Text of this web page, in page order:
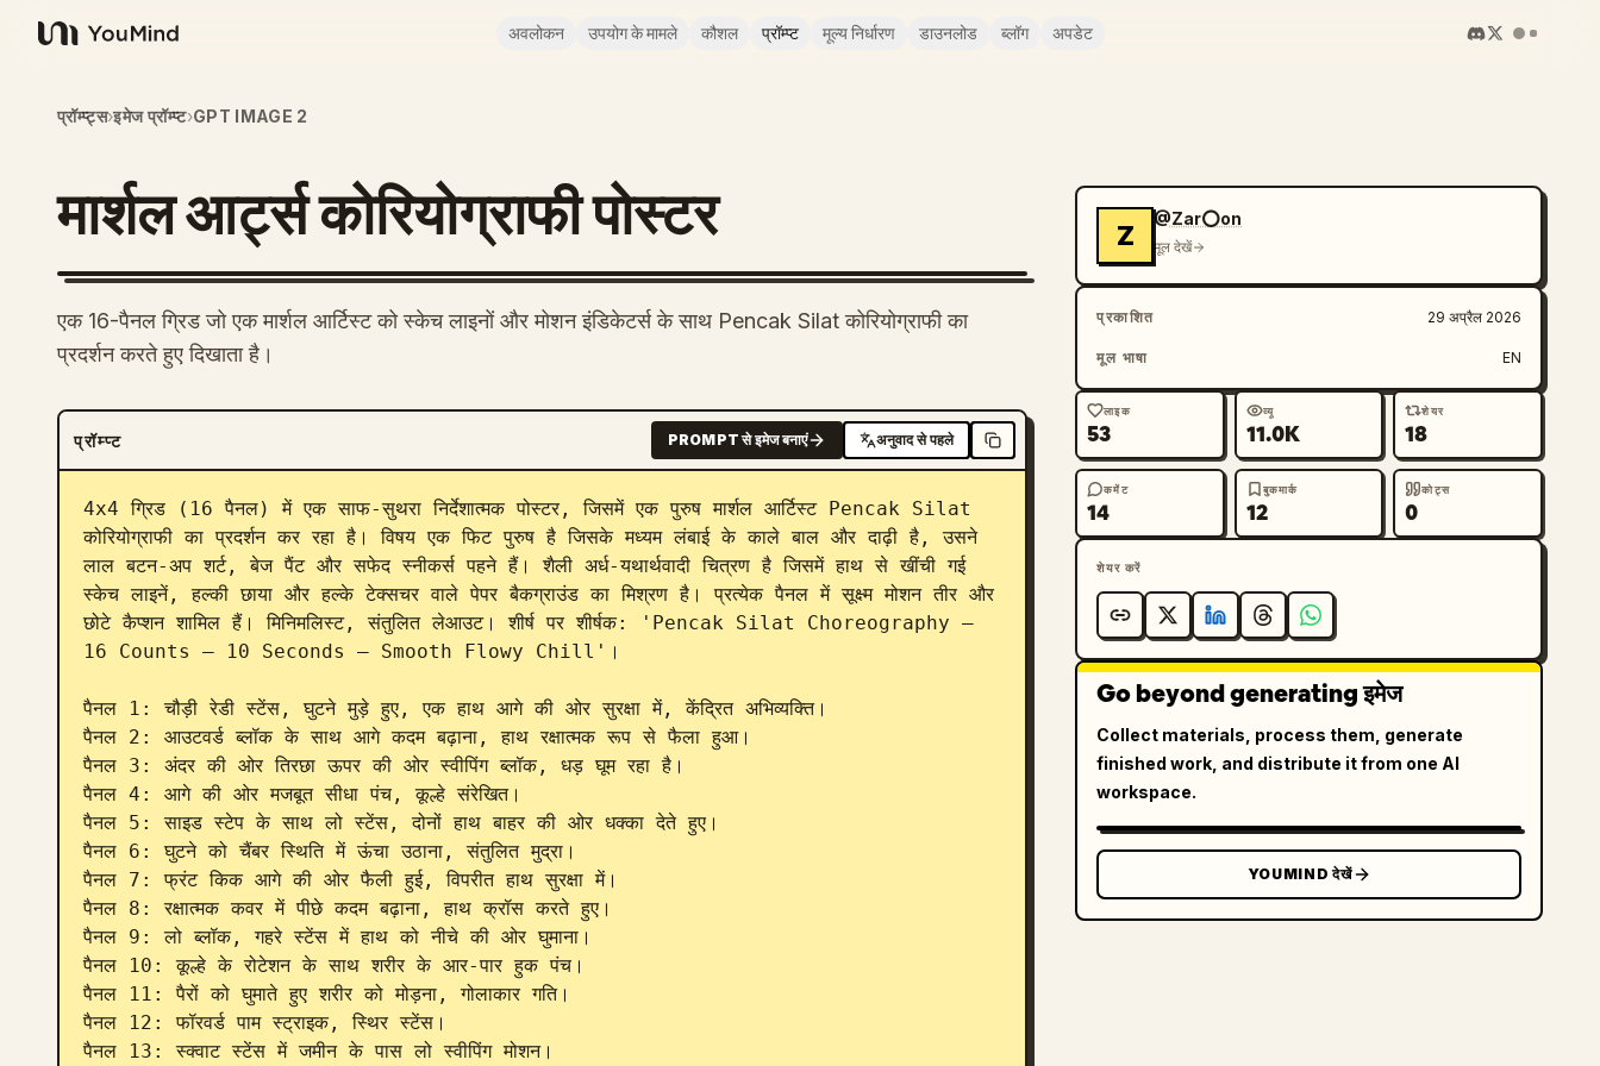
YouMind
अवलोकन उपयोग के मामले कौशल प्रॉम्प्ट मूल्य निर्धारण डाउनलोड ब्लॉग अपडेट
प्रॉम्प्ट्स›इमेज प्रॉम्प्ट›GPT IMAGE 2
मार्शल आर्ट्स कोरियोग्राफी पोस्टर
एक 16-पैनल ग्रिड जो एक मार्शल आर्टिस्ट को स्केच लाइनों और मोशन इंडिकेटर्स के साथ Pencak Silat कोरियोग्राफी का
प्रदर्शन करते हुए दिखाता है।
प्रॉम्प्ट PROMPT से इमेज बनाएं अनुवाद से पहले
4x4 ग्रिड (16 पैनल) में एक साफ-सुथरा निर्देशात्मक पोस्टर, जिसमें एक पुरुष मार्शल आर्टिस्ट Pencak Silat
कोरियोग्राफी का प्रदर्शन कर रहा है। विषय एक फिट पुरुष है जिसके मध्यम लंबाई के काले बाल और दाढ़ी है, उसने
लाल बटन-अप शर्ट, बेज पैंट और सफेद स्नीकर्स पहने हैं। शैली अर्ध-यथार्थवादी चित्रण है जिसमें हाथ से खींची गई
स्केच लाइनें, हल्की छाया और हल्के टेक्सचर वाले पेपर बैकग्राउंड का मिश्रण है। प्रत्येक पैनल में सूक्ष्म मोशन तीर और
छोटे कैप्शन शामिल हैं। मिनिमलिस्ट, संतुलित लेआउट। शीर्ष पर शीर्षक: 'Pencak Silat Choreography –
16 Counts – 10 Seconds – Smooth Flowy Chill'।
पैनल 1: चौड़ी रेडी स्टेंस, घुटने मुड़े हुए, एक हाथ आगे की ओर सुरक्षा में, केंद्रित अभिव्यक्ति।
पैनल 2: आउटवर्ड ब्लॉक के साथ आगे कदम बढ़ाना, हाथ रक्षात्मक रूप से फैला हुआ।
पैनल 3: अंदर की ओर तिरछा ऊपर की ओर स्वीपिंग ब्लॉक, धड़ घूम रहा है।
पैनल 4: आगे की ओर मजबूत सीधा पंच, कूल्हे संरेखित।
पैनल 5: साइड स्टेप के साथ लो स्टेंस, दोनों हाथ बाहर की ओर धक्का देते हुए।
पैनल 6: घुटने को चैंबर स्थिति में ऊंचा उठाना, संतुलित मुद्रा।
पैनल 7: फ्रंट किक आगे की ओर फैली हुई, विपरीत हाथ सुरक्षा में।
पैनल 8: रक्षात्मक कवर में पीछे कदम बढ़ाना, हाथ क्रॉस करते हुए।
पैनल 9: लो ब्लॉक, गहरे स्टेंस में हाथ को नीचे की ओर घुमाना।
पैनल 10: कूल्हे के रोटेशन के साथ शरीर के आर-पार हुक पंच।
पैनल 11: पैरों को घुमाते हुए शरीर को मोड़ना, गोलाकार गति।
पैनल 12: फॉरवर्ड पाम स्ट्राइक, स्थिर स्टेंस।
पैनल 13: स्क्वाट स्टेंस में जमीन के पास लो स्वीपिंग मोशन।
Z
@Zar⭕on
मूल देखें
प्रकाशित 29 अप्रैल 2026
मूल भाषा EN
लाइक
53
व्यू
11.0K
शेयर
18
कमेंट
14
बुकमार्क
12
कोट्स
0
शेयर करें
Go beyond generating इमेज
Collect materials, process them, generate
finished work, and distribute it from one AI
workspace.
YOUMIND देखें